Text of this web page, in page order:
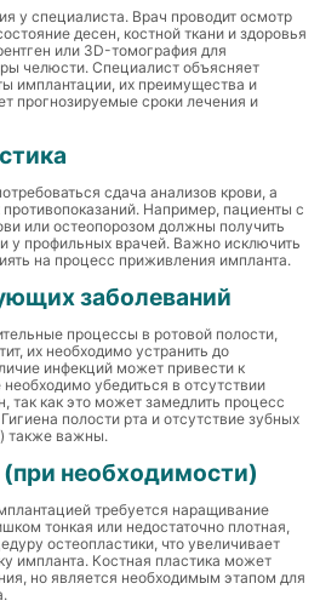
у специалиста. Врач проводит осмотр
десен, костной ткани и здоровья
или 3D-томография для
челюсти. Специалист объясняет
имплантации, их преимущества и
прогнозируемые сроки лечения и
сдача анализов крови, а
Например, пациенты с
или остеопорозом должны получить
у профильных врачей. Важно исключить
на процесс приживления импланта.
заболеваний
процессы в ротовой полости,
их необходимо устранить до
инфекций может привести к
убедиться в отсутствии
так как это может замедлить процесс
полости рта и отсутствие зубных
также важны.
(при необходимости)
требуется наращивание
тонкая или недостаточно плотная,
остеопластики, что увеличивает
импланта. Костная пластика может
но является необходимым этапом для